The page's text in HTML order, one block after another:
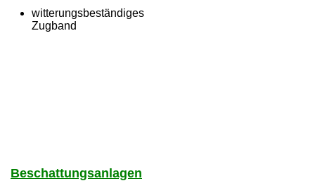
witterungsbeständiges
Zugband
Beschattungsanlagen